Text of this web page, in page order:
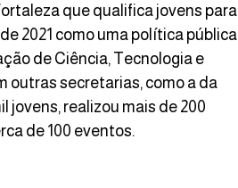
que qualifica jovens para
2021 como uma política pública
de Ciência, Tecnologia e
outras secretarias, como a da
jovens, realizou mais de 200
de 100 eventos.